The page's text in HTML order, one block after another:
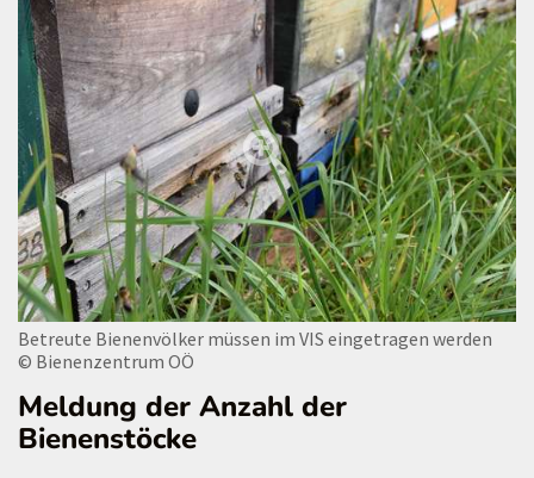
Betreute Bienenvölker müssen im VIS eingetragen werden
© Bienenzentrum OÖ
Meldung der Anzahl der
Bienenstöcke